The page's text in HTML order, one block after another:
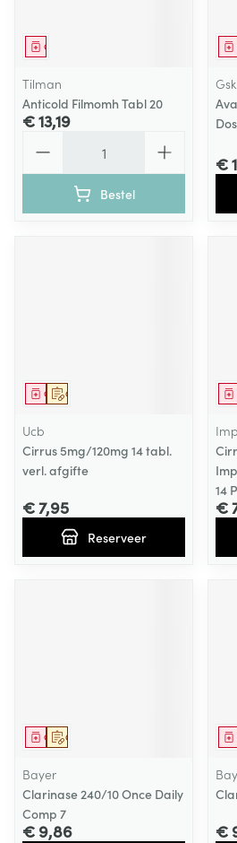
Geneesmiddel
Tilman
Anticold Filmomh Tabl 20
€ 13,19
Bestel
Gsk
€
Op voorschrift
Geneesmiddel
Ucb
Cirrus 5mg/120mg 14 tabl.
verl. afgifte
€ 7,95
Reserveer
14
€
Op voorschrift
Geneesmiddel
Bayer
Clarinase 240/10 Once Daily
Comp 7
€ 9,86 €